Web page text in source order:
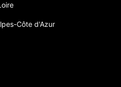
Côte d'Azur